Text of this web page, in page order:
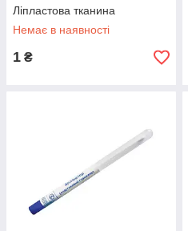
Ліпластова тканина
Немає в наявності
1 ₴